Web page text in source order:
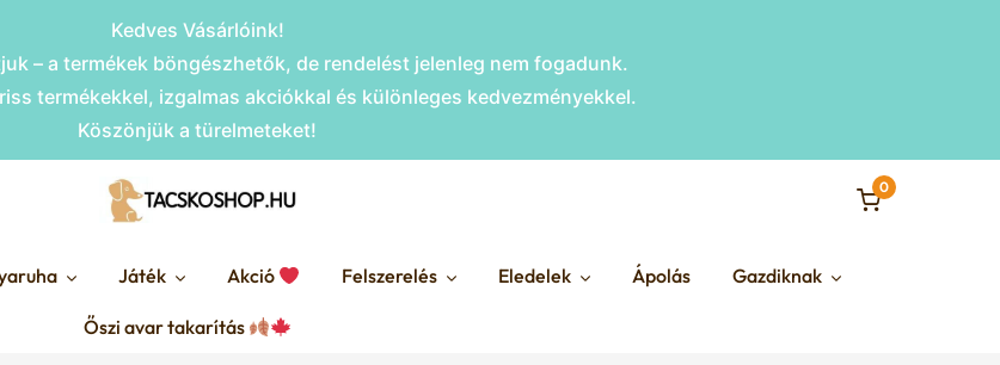
Kedves Vásárlóink!
– a termékek böngészhetők, de rendelést jelenleg nem fogadunk.
termékekkel, izgalmas akciókkal és különleges kedvezményekkel.
Köszönjük a türelmeteket!
0
Játék Akció Felszerelés Eledelek Ápolás Gazdiknak
Őszi avar takarítás